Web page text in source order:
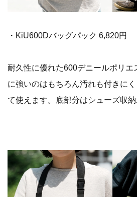
・KiU600Dバッグパック 6,820円
耐久性に優れた600デニールポリエ
に強いのはもちろん汚れも付きに
て使えます。底部分はシューズ収納